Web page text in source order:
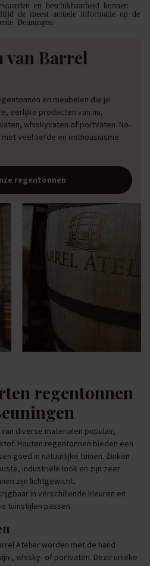
en beschikbaarheid kunnen
de meest actuele informatie op de
Beuningen.
van Barrel
en meubelen die je
eerlijke producten van nu,
whiskyvaten of portvaten. No-
veel liefde en enthousiasme
regentonnen
regentonnen
diverse materialen populair,
Houten regentonnen bieden een
goed in natuurlijke tuinen. Zinken
industriële look en zijn zeer
zijn lichtgewicht,
in verschillende kleuren en
tuinstijlen passen.
Atelier worden met de hand
, whisky- of portvaten. Deze unieke